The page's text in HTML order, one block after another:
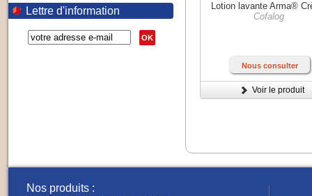
Lettre d'information
OK
Lotion lavante Arma®
Cofalog
Nous consulter
Voir le produit
Nos produits :